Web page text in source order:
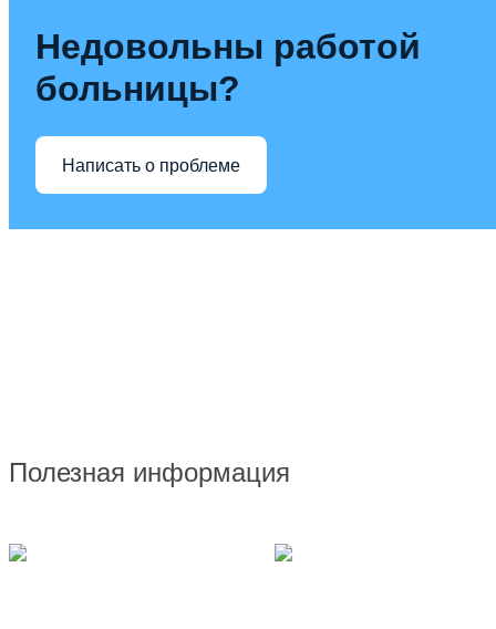
Недовольны работой
больницы?
Написать о проблеме
Полезная информация